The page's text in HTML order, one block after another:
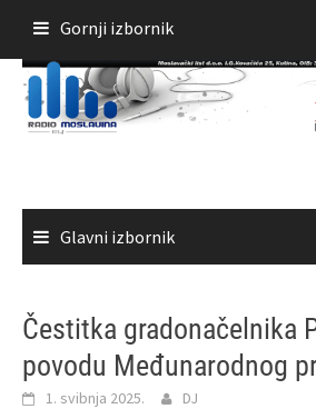
sadržaja
Gornji izbornik
Glavni izbornik
Čestitka gradonačelnika
povodu Međunarodnog
1. svibnja 2025. DJ